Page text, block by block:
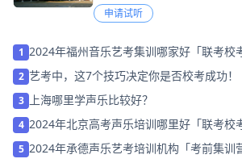
申请试听
1 2024年福州音乐艺考集训哪家好「联考校
2 艺考中，这7个技巧决定你是否校考成功！
3 上海哪里学声乐比较好？
4 2024年北京高考声乐培训哪里好「联考校
5 2024年承德声乐艺考培训机构「考前集训